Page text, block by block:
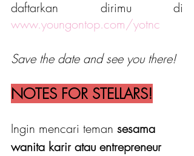
www.youngontop.com/yotnc
Save the date and see you there!
NOTES FOR STELLARS!
Ingin mencari teman sesama
wanita karir atau entrepreneur